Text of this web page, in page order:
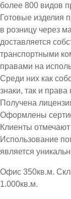
более 800 видов
Готовые изделия
в розницу через
доставляется
транспортными
правами на
Среди них как
знаки, так и
Получена
Оформлены
Клиенты
Использование
является
Офис 350кв.м.
1.000кв.м.